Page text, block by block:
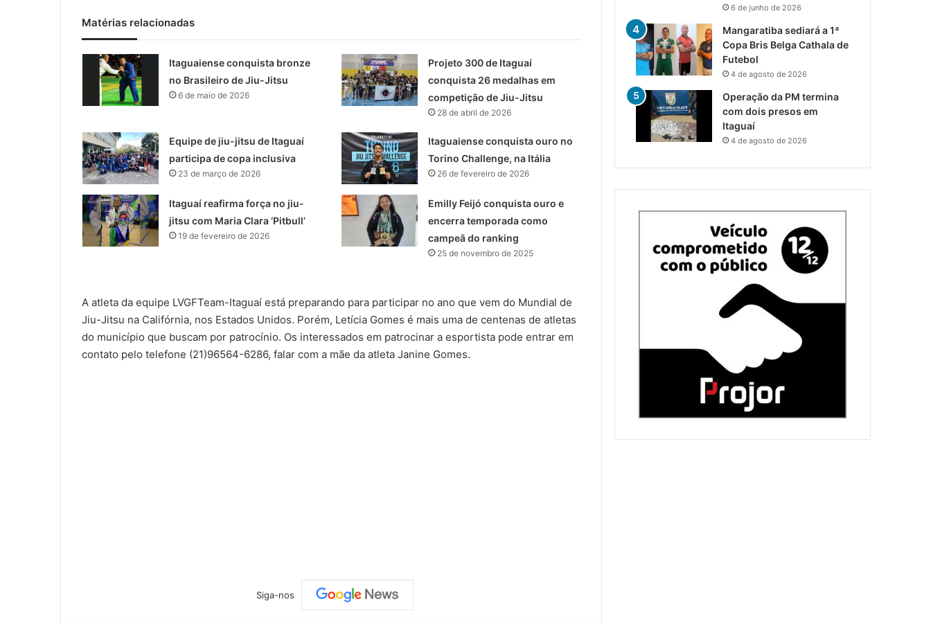
Matérias relacionadas
Itaguaiense conquista bronze
no Brasileiro de Jiu-Jitsu
6 de maio de 2026
Projeto 300 de Itaguaí
conquista 26 medalhas em
competição de Jiu-Jitsu
28 de abril de 2026
Equipe de jiu-jitsu de Itaguaí
participa de copa inclusiva
23 de março de 2026
Itaguaiense conquista ouro no
Torino Challenge, na Itália
26 de fevereiro de 2026
Itaguaí reafirma força no jiu-
jitsu com Maria Clara ‘Pitbull’
19 de fevereiro de 2026
Emilly Feijó conquista ouro e
encerra temporada como
campeã do ranking
25 de novembro de 2025
A atleta da equipe LVGFTeam-Itaguaí está preparando para participar no ano que vem do Mundial de
Jiu-Jitsu na Califórnia, nos Estados Unidos. Porém, Letícia Gomes é mais uma de centenas de atletas
do município que buscam por patrocínio. Os interessados em patrocinar a esportista pode entrar em
contato pelo telefone (21)96564-6286, falar com a mãe da atleta Janine Gomes.
Siga-nos
6 de junho de 2026
Mangaratiba sediará a 1ª
Copa Bris Belga Cathala de
Futebol
4 de agosto de 2026
Operação da PM termina
com dois presos em
Itaguaí
4 de agosto de 2026